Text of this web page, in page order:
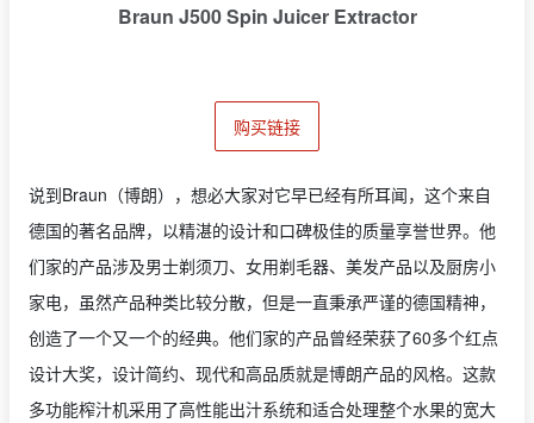
Braun J500 Spin Juicer Extractor
购买链接
说到Braun（博朗），想必大家对它早已经有所耳闻，这个来自
德国的著名品牌，以精湛的设计和口碑极佳的质量享誉世界。他
们家的产品涉及男士剃须刀、女用剃毛器、美发产品以及厨房小
家电，虽然产品种类比较分散，但是一直秉承严谨的德国精神，
创造了一个又一个的经典。他们家的产品曾经荣获了60多个红点
设计大奖，设计简约、现代和高品质就是博朗产品的风格。这款
多功能榨汁机采用了高性能出汁系统和适合处理整个水果的宽大